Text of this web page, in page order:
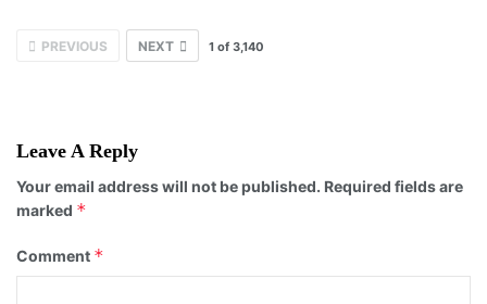
PREVIOUS NEXT 1 of 3,140
Leave A Reply
Your email address will not be published. Required fields are
marked *
Comment *